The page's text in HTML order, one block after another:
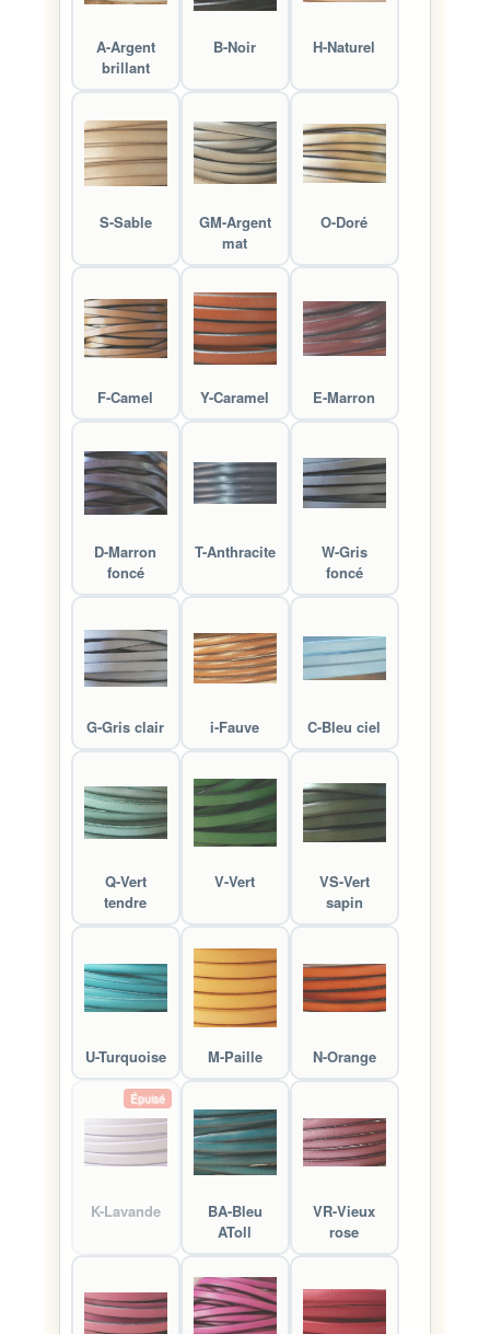
A-Argent
brillant
B-Noir H-Naturel
S-Sable
GM-Argent
mat
O-Doré
F-Camel Y-Caramel E-Marron
D-Marron
foncé
T-Anthracite
W-Gris
foncé
G-Gris clair i-Fauve C-Bleu ciel
Q-Vert
tendre
V-Vert
VS-Vert
sapin
U-Turquoise M-Paille N-Orange
K-Lavande
Épuisé
BA-Bleu
AToll
VR-Vieux
rose